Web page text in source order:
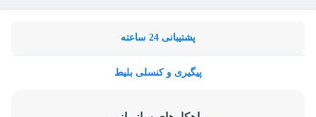
پشتیبانی 24 ساعته
پیگیری و کنسلی بلیط